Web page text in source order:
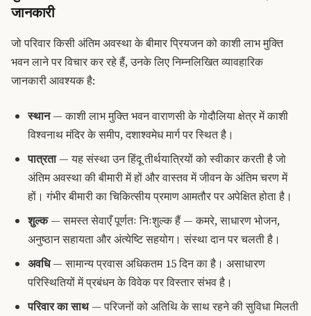
जानकारी
जो परिवार किसी अंतिम अवस्था के बीमार प्रियजन को काशी लाभ मुक्ति
भवन लाने पर विचार कर रहे हैं, उनके लिए निम्नलिखित व्यावहारिक
जानकारी आवश्यक है:
स्थान— काशी लाभ मुक्ति भवन वाराणसी के गोदौलिया क्षेत्र में काशी
विश्वनाथ मंदिर के समीप, दशाश्वमेध मार्ग पर स्थित है।
पात्रता— यह संस्था उन हिंदू तीर्थयात्रियों को स्वीकार करती है जो
अंतिम अवस्था की बीमारी में हों और वास्तव में जीवन के अंतिम चरण में
हों। गंभीर बीमारी का चिकित्सीय प्रमाण आमतौर पर अपेक्षित होता है।
शुल्क— समस्त सेवाएँ पूर्णतः निःशुल्क हैं — कमरे, साधारण भोजन,
अनुष्ठान सहायता और अंत्येष्टि सहयोग। संस्था दान पर चलती है।
अवधि— सामान्य प्रवास अधिकतम 15 दिन का है। असाधारण
परिस्थितियों में प्रबंधन के विवेक पर विस्तार संभव है।
परिवार का साथ— परिजनों को अतिथि के साथ रहने की सुविधा मिलती